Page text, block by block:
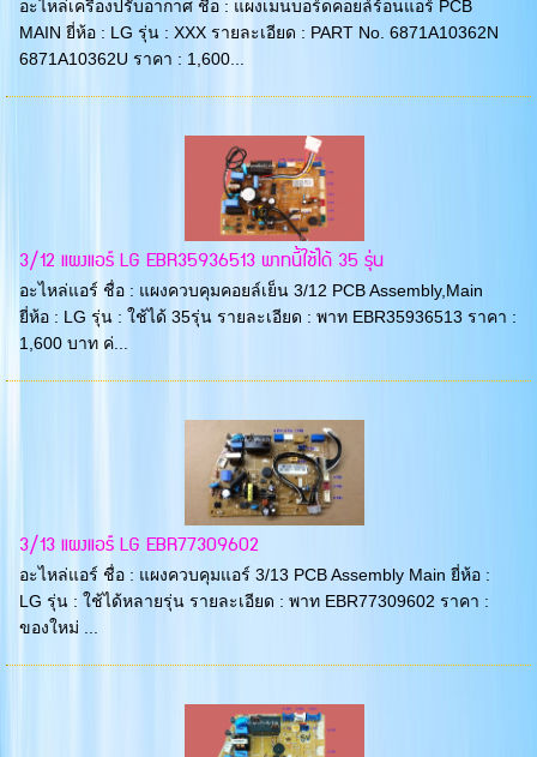
อะไหล่เครื่องปรับอากาศ ชื่อ : แผงเมนบอร์ดคอยล์ร้อนแอร์ PCB
MAIN ยี่ห้อ : LG รุ่น : XXX รายละเอียด : PART No. 6871A10362N
6871A10362U ราคา : 1,600...
3/12 แผงแอร์ LG EBR35936513 พาทนี้ใช้ได้ 35 รุ่น
อะไหล่แอร์ ชื่อ : แผงควบคุมคอยล์เย็น 3/12 PCB Assembly,Main
ยี่ห้อ : LG รุ่น : ใช้ได้ 35รุ่น รายละเอียด : พาท EBR35936513 ราคา :
1,600 บาท ค่...
3/13 แผงแอร์ LG EBR77309602
อะไหล่แอร์ ชื่อ : แผงควบคุมแอร์ 3/13 PCB Assembly Main ยี่ห้อ :
LG รุ่น : ใช้ได้หลายรุ่น รายละเอียด : พาท EBR77309602 ราคา :
ของใหม่ ...